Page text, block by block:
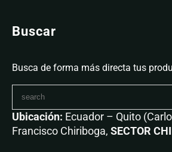
Buscar
Busca de forma más directa tus
Ubicación: Ecuador – Quito
Francisco Chiriboga, SECTOR